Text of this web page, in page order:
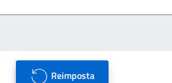
Reimposta